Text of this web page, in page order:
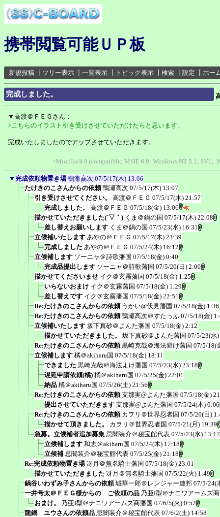
携帯閲覧可能ＵＰ板
新規投稿 ツリー表示 一覧表示 トピック表示 検索 設定 ホー
完成しました。
▼高渡＠ＦＥＧさん：
>こちらのイラスト引き受けさせていただけたらと思います。
完成いたしましたのでアップさせていただきます。
<Mozilla/4.0 (compatible; MSIE 6.0; Windows NT 5.1; SV1;
▼ 完成依頼物置き場 鴨瀬高次 07/5/17(木) 13:06
たけきのこさんからの依頼 鴨瀬高次 07/5/17(木) 13:07
引き受けさせてください。
高渡＠ＦＥＧ 07/5/17(木) 21:57
完成しました。
高渡＠ＦＥＧ 07/5/18(金) 13:06 ≪
描かせていただきました(´▽｀) くま＠鍋の国 07/5/17(木) 22:08
差し替えお願いします くま＠鍋の国 07/5/23(水) 16:31
立候補いたします あやの＠ＦＥＧ 07/5/17(木) 23:39
完成しました あやの＠ＦＥＧ 07/5/24(木) 16:12
立候補します ソーニャ＠詩歌藩国 07/5/18(金) 0:40
完成品提出します ソーニャ＠詩歌藩国 07/5/20(日) 2:00
描かせてくださいませ イク＠玄霧藩国 07/5/18(金) 1:25
いらないおまけ イク＠玄霧藩国 07/5/18(金) 1:29
差し替えです イク＠玄霧藩国 07/5/18(金) 22:51
Re:たけきのこさんからの依頼 うかい@伏見藩国 07/5/18(金) 1:36
Re:たけきのこさんからの依頼 鴨瀬高次＠すたっふ 07/5/18(金)
立候補いたします 坂下真砂＠よんた藩国 07/5/18(金) 2:12
描かせていただきました。
坂下真砂＠よんた藩国 07/5/23(水
Re:たけきのこさんからの依頼 黒崎克哉＠海法避け藩国 07/5/18(
立候補します 橘＠akiharu国 07/5/18(金) 18:11
できました 黒崎克哉＠海法よけ藩国 07/5/23(水) 23:18
遅延申請依頼(橘) 橘＠akiharu国 07/5/25(金) 22:01
納品 橘＠akiharu国 07/5/26(土) 21:56
Re:たけきのこさんからの依頼 支那実@よんた藩国 07/5/18(金)
提出させていただきます 支那実@よんた藩国 07/5/24(木) 0:06
Re:たけきのこさんからの依頼 カヲリ＠世界忍者国 07/5/20(日)
描かせて頂きました。
カヲリ＠世界忍者国 07/5/21(月) 19:39
急募。立候補者追加募集 忌闇装介＠秘宝館代表 07/5/23(水) 13:12
立候補します 和志＠akiharu国 07/5/24(木) 17:18
立候補 忌闇装介＠秘宝館代表 07/5/25(金) 21:18
Re:完成依頼物置き場 冴月＠無名騎士藩国 07/5/18(金) 23:01
描かせていただきました 冴月＠無名騎士藩国 07/5/22(火) 1:49
鍋谷いわずみ子さんからの依頼 城華一郎＠レンジャー連邦 07/5/24(
一井号太＠ＦＥＧ様からの ご依頼の品 乃亜I型＠ナニワアームズ
おまけ。
乃亜I型＠ナニワアームズ商藩国 07/6/5(火) 0:52
龍鍋 ユウさんの依頼品 忌闇装介＠秘宝館代表 07/6/2(土) 14:58